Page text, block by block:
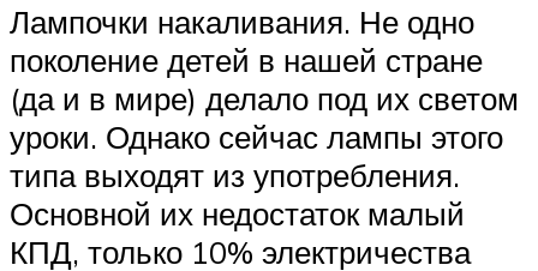
Лампочки накаливания. Не одно
поколение детей в нашей стране
(да и в мире) делало под их светом
уроки. Однако сейчас лампы этого
типа выходят из употребления.
Основной их недостаток малый
КПД, только 10% электричества